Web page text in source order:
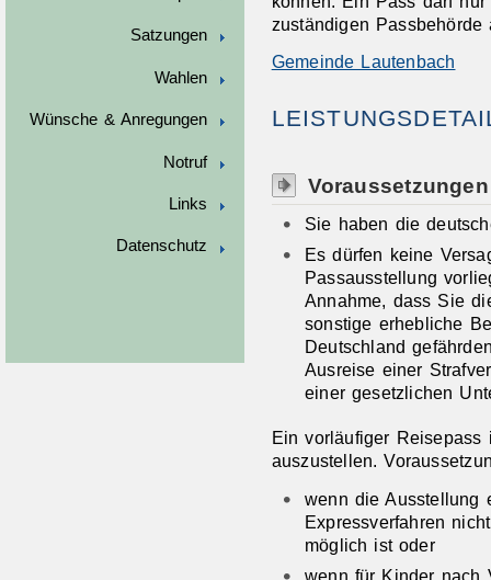
Satzungen
Wahlen
Wünsche & Anregungen
Notruf
Links
Datenschutz
zuständigen Passbehörde
Gemeinde Lautenbach
Voraussetzungen
Sie haben die
Es dürfen keine
Passausstellung
Annahme, dass Sie
sonstige erhebliche
Deutschland
Ausreise einer
einer gesetzlichen
Ein vorläufiger
auszustellen.
wenn die Ausstellung
Expressverfahren
möglich ist oder
wenn für Kinder nach